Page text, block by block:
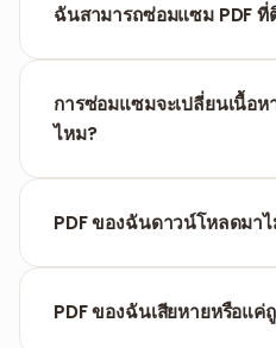
(Page Tree) เสียหาย เครื่อง
ฉันสามารถซ่อมแซม PDF
หากเปิดไม่ได้เลยเพราะความ
ซ่อมโครงสร้างให้จนสามารถ
การซ่อมแซมจะเปลี่ยนเนื้อห
ไหม?
PDF เท่านั้น ไม่มีการแก้ไข เพิ่
PDF ของฉันดาวน์โหลดมา
มาได้น้อยมาก (เช่น ต่ำกว่า
PDF ของฉันเสียหายหรือแค่